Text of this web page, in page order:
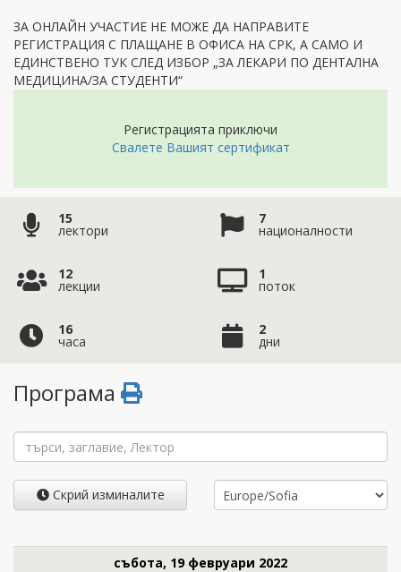
ЗА ОНЛАЙН УЧАСТИЕ НЕ МОЖЕ ДА НАПРАВИТЕ
РЕГИСТРАЦИЯ С ПЛАЩАНЕ В ОФИСА НА СРК, А САМО И
ЕДИНСТВЕНО ТУК СЛЕД ИЗБОР „ЗА ЛЕКАРИ ПО ДЕНТАЛНА
МЕДИЦИНА/ЗА СТУДЕНТИ“
Регистрацията приключи
Свалете Вашият сертификат
15
лектори
7
националности
12
лекции
1
поток
16
часа
2
дни
Програма
Скрий изминалите
събота, 19 февруари 2022